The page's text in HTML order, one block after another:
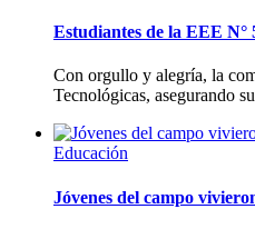
Estudiantes de la EEE N°
Con orgullo y alegría, la
Tecnológicas, asegurando
Educación
Jóvenes del campo